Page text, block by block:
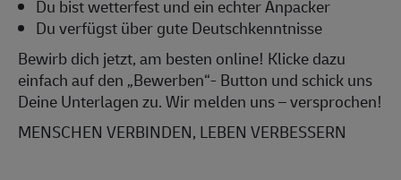
Du bist wetterfest und ein echter Anpacker
Du verfügst über gute Deutschkenntnisse
Bewirb dich jetzt, am besten online! Klicke dazu
einfach auf den „Bewerben“- Button und schick uns
Deine Unterlagen zu. Wir melden uns – versprochen!
MENSCHEN VERBINDEN, LEBEN VERBESSERN